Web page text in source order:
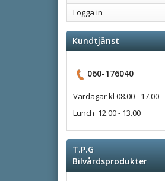
Logga in
Kundtjänst
060-176040
Vardagar kl 08.00 - 17.00
Lunch 12.00 - 13.00
T.P.G
Bilvårdsprodukter